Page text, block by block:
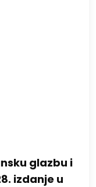
glazbu i
izdanje u